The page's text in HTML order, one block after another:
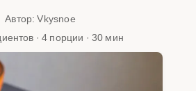
Автор: Vkysnoe
· 4 порции · 30 мин